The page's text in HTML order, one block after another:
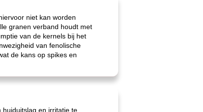
niet kan worden
granen verband houdt met
van de kernels bij het
van fenolische
de kans op spikes en
en irritatie te